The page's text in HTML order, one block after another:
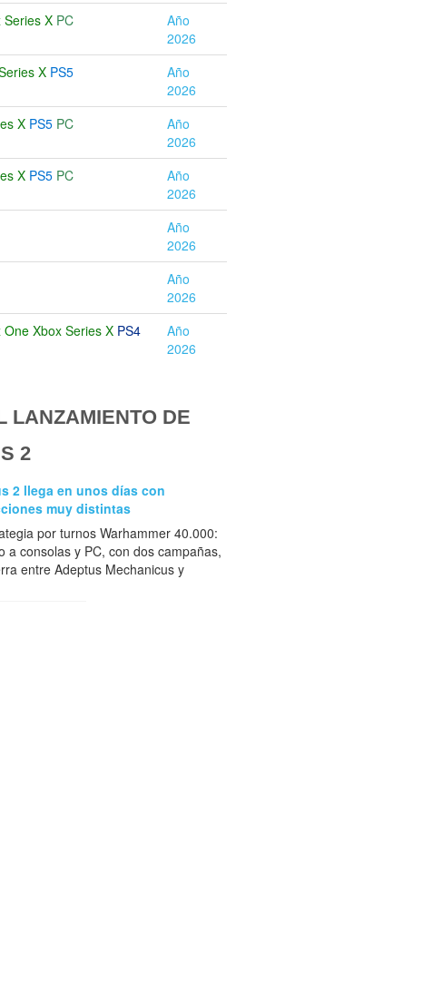
Series X PC
Año
2026
X PS5
Año
2026
X PS5 PC
Año
2026
X PS5 PC
Año
2026
Año
2026
Año
2026
One Xbox Series X PS4
Año
2026
LANZAMIENTO DE
2
2 llega en unos días con
muy distintas
por turnos Warhammer 40.000:
a consolas y PC, con dos campañas,
entre Adeptus Mechanicus y